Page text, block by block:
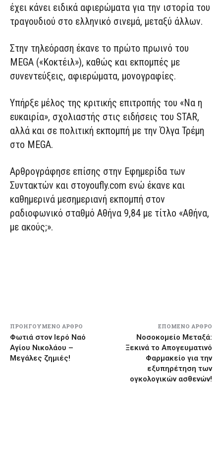
έχει κάνει ειδικά αφιερώματα για την ιστορία του
τραγουδιού στο ελληνικό σινεμά, μεταξύ άλλων.
Στην τηλεόραση έκανε το πρώτο πρωινό του
MEGA («Κοκτέιλ»), καθώς και εκπομπές με
συνεντεύξεις, αφιερώματα, μονογραφίες.
Υπήρξε μέλος της κριτικής επιτροπής του «Να η
ευκαιρία», σχολιαστής στις ειδήσεις του STAR,
αλλά και σε πολιτική εκπομπή με την Όλγα Τρέμη
στο MEGA.
Αρθρογράφησε επίσης στην Εφημερίδα των
Συντακτών και στοyoufly.com ενώ έκανε και
καθημερινά μεσημεριανή εκπομπή στον
ραδιοφωνικό σταθμό Αθήνα 9,84 με τίτλο «Αθήνα,
με ακούς;».
ΠΡΟΗΓΟΎΜΕΝΟ ΆΡΘΡΟ
Φωτιά στον Ιερό Ναό
Αγίου Νικολάου –
Μεγάλες ζημιές!
ΕΠΌΜΕΝΟ ΆΡΘΡΟ
Νοσοκομείο Μεταξά:
Ξεκινά το Απογευματινό
Φαρμακείο για την
εξυπηρέτηση των
ογκολογικών ασθενών!